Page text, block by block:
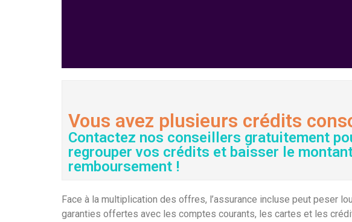
Vous avez plusieurs crédits
Contactez nos conseillers gratuitement
regrouper vos crédits et baisser le
remboursement !
Face à la multiplication des offres, l’assurance incluse peut peser
garanties offertes avec les comptes courants, les cartes et les